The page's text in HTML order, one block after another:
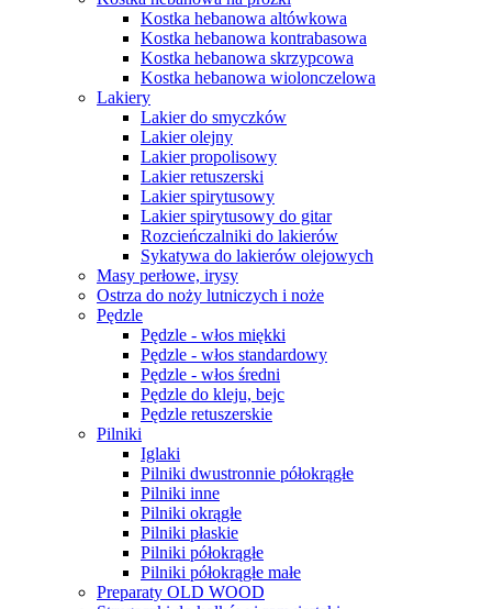
Kostka hebanowa altówkowa
Kostka hebanowa kontrabasowa
Kostka hebanowa skrzypcowa
Kostka hebanowa wiolonczelowa
Lakiery
Lakier do smyczków
Lakier olejny
Lakier propolisowy
Lakier retuszerski
Lakier spirytusowy
Lakier spirytusowy do gitar
Rozcieńczalniki do lakierów
Sykatywa do lakierów olejowych
Masy perłowe, irysy
Ostrza do noży lutniczych i noże
Pędzle
Pędzle - włos miękki
Pędzle - włos standardowy
Pędzle - włos średni
Pędzle do kleju, bejc
Pędzle retuszerskie
Pilniki
Iglaki
Pilniki dwustronnie półokrągłe
Pilniki inne
Pilniki okrągłe
Pilniki płaskie
Pilniki półokrągłe
Pilniki półokrągłe małe
Preparaty OLD WOOD